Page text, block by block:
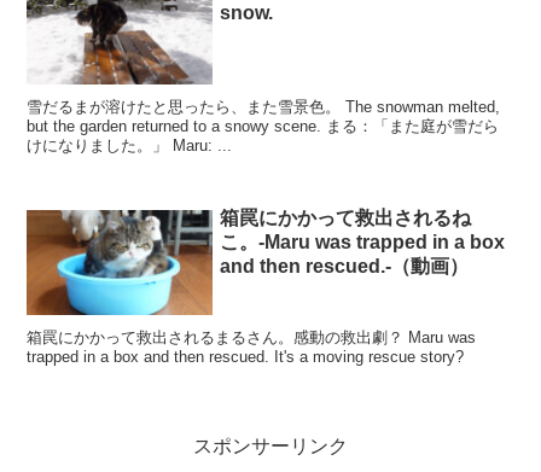
snow.
雪だるまが溶けたと思ったら、また雪景色。 The snowman melted,
but the garden returned to a snowy scene. まる：「また庭が雪だら
けになりました。」 Maru: ...
箱罠にかかって救出されるね
こ。-Maru was trapped in a box
and then rescued.-（動画）
箱罠にかかって救出されるまるさん。感動の救出劇？ Maru was
trapped in a box and then rescued. It's a moving rescue story?
スポンサーリンク